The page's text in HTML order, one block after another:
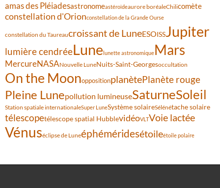
amas des Pléiadesastronomeastéroïdeaurore boréaleChilicomète
constellation d'Orionconstellation de la Grande Ourse
constellation du Taureaucroissant de LuneESOISSJupiter
lumière cendréeLune lunette astronomiqueMars
MercureNASANouvelle LuneNuits-Saint-Georgesoccultation
On the MoonoppositionplanètePlanète rouge
Pleine Lunepollution lumineuseSaturneSoleil
Station spatiale internationaleSuper LuneSystème solaireSélénétache solaire
télescopetélescope spatial HubblevidéoVLTVoie lactée
Vénuséclipse de Luneéphéméridesétoileétoile polaire